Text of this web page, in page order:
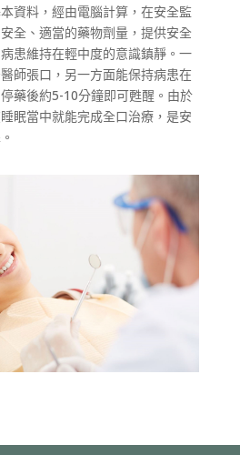
資料，經由電腦計算，在安全監
全、適當的藥物劑量，提供安全
患維持在輕中度的意識鎮靜。一
師張口，另一方面能保持病患在
藥後約5-10分鐘即可甦醒。由於
眠當中就能完成全口治療，是安